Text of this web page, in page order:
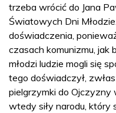
trzeba wrócić do Jana
Światowych Dni
doświadczenia,
czasach komunizmu,
młodzi ludzie mogli się
tego doświadczył,
pielgrzymki do Ojczyzny
wtedy siły narodu, który